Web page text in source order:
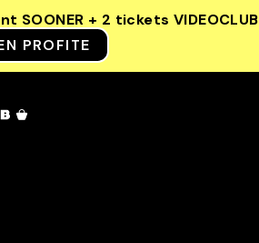
SOONER + 2 tickets VIDEOCLUB
PROFITE